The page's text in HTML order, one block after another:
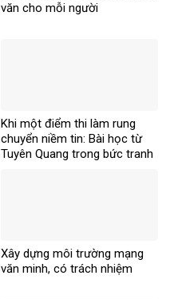
văn cho mỗi người
Khi một điểm thi làm rung
chuyển niềm tin: Bài học từ
Tuyên Quang trong bức tranh
Xây dựng môi trường mạng
văn minh, có trách nhiệm